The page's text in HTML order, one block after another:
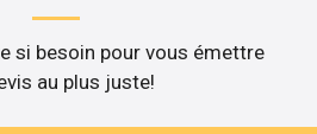
si besoin pour vous émettre
au plus juste!